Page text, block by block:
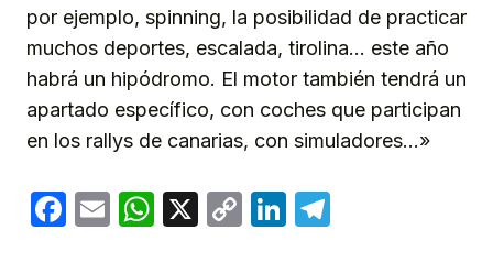
por ejemplo, spinning, la posibilidad de practicar
muchos deportes, escalada, tirolina… este año
habrá un hipódromo. El motor también tendrá un
apartado específico, con coches que participan
en los rallys de canarias, con simuladores…»
Facebook
EmailWhatsApp
X
CopyLinkedIn